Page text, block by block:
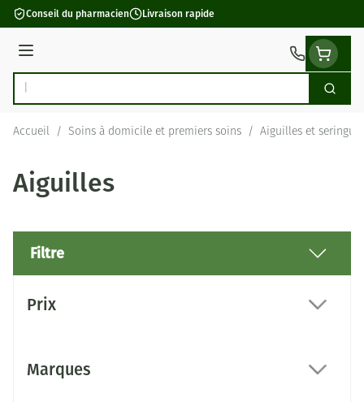
Aller au contenu
Conseil du pharmacien Livraison rapide
Menu
Rechercher
Accueil / Soins à domicile et premiers soins / Aiguilles et
Aiguilles
Filtre
Prix
Marques